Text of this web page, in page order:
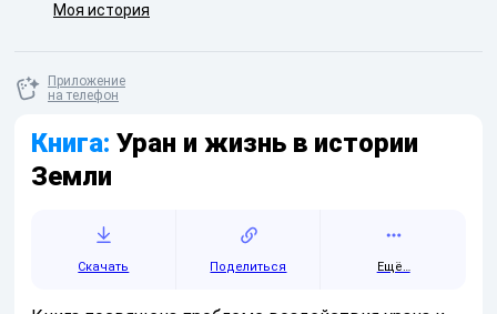
Моя история
Приложение
на телефон
Книга: Уран и жизнь в истории
Земли
Скачать Поделиться Ещё…